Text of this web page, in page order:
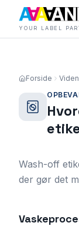
YOUR LABEL
Forside Viden
Wash-off
der gør det